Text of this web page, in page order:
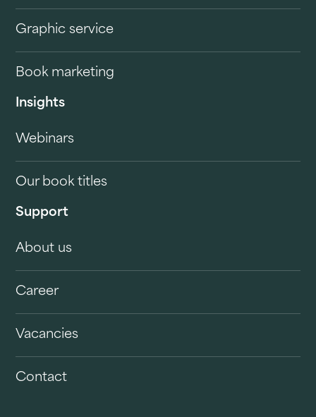
Graphic service
Book marketing
Insights
Webinars
Our book titles
Support
About us
Career
Vacancies
Contact